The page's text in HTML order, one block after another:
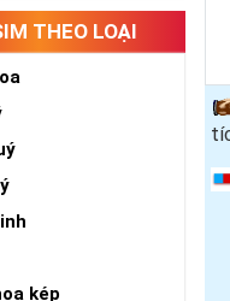
THEO LOẠI
kép